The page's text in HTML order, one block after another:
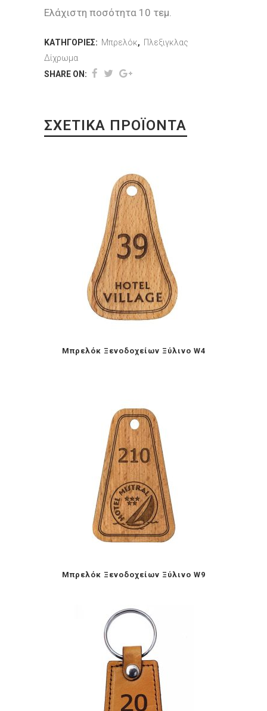
Ελάχιστη ποσότητα 10 τεμ.
ΚΑΤΗΓΟΡΊΕΣ: Μπρελόκ, Πλεξιγκλας
Δίχρωμα
SHARE ON:
ΣΧΕΤΙΚΆ ΠΡΟΪΌΝΤΑ
Mπρελόκ Ξενοδοχείων Ξύλινο W4
Mπρελόκ Ξενοδοχείων Ξύλινο W9